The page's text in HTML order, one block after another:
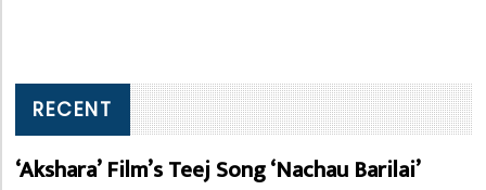
RECENT
‘Akshara’ Film’s Teej Song ‘Nachau Barilai’